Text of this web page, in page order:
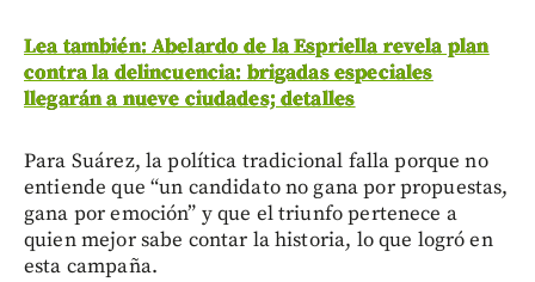
Lea también: Abelardo de la Espriella revela plan
contra la delincuencia: brigadas especiales
llegarán a nueve ciudades; detalles
Para Suárez, la política tradicional falla porque no
entiende que “un candidato no gana por propuestas,
gana por emoción” y que el triunfo pertenece a
quien mejor sabe contar la historia, lo que logró en
esta campaña.